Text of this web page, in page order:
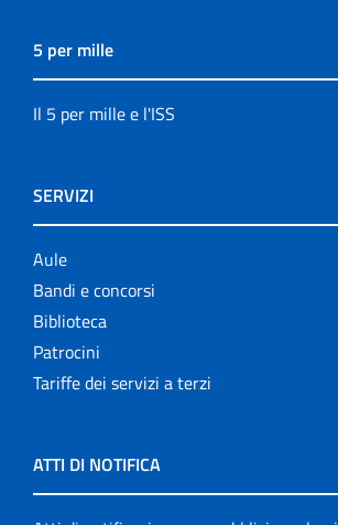
5 per mille
Il 5 per mille e l'ISS
SERVIZI
Aule
Bandi e concorsi
Biblioteca
Patrocini
Tariffe dei servizi a terzi
ATTI DI NOTIFICA